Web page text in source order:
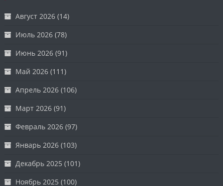
Август 2026 (14)
Июль 2026 (78)
Июнь 2026 (91)
Май 2026 (111)
Апрель 2026 (106)
Март 2026 (91)
Февраль 2026 (97)
Январь 2026 (103)
Декабрь 2025 (101)
Ноябрь 2025 (100)